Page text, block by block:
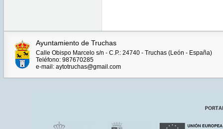
Ayuntamiento de Truchas
Calle Obispo Marcelo s/n - C.P.: 24740 - Truchas (León - España)
Teléfono: 987670285
e-mail: aytotruchas@gmail.com